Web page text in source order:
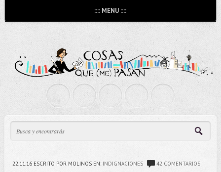
:::: MENU ::::
22.11.16ESCRITO POR MOLINOS EN: INDIGNACIONES 42 COMENTARIOS